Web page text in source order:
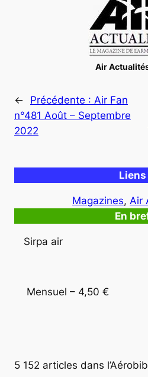
Air
← Précédente : Air Fan
n°481 Août – Septembre
2022
Liens
Magazines, Air
En
Sirpa air
Mensuel – 4,50 €
5 152 articles dans